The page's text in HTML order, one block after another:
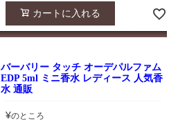
カートに入れる
バーバリー タッチ オーデパルファム
EDP 5ml ミニ香水 レディース 人気香
水 通販
¥のところ